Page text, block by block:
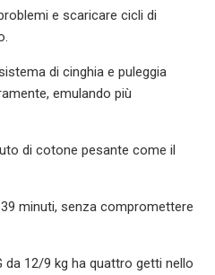
e scaricare cicli di
di cinghia e puleggia
emulando più
di cotone pesante come il
minuti, senza compromettere
da 12/9 kg ha quattro getti nello